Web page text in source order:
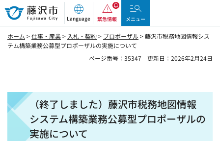
藤沢市
Language 緊急情報 メニュー
ホーム >仕事・産業> 入札・契約> プロポーザル> 藤沢市税務地図情報シス
テム構築業務公募型プロポーザルの実施について
ページ番号：35347
更新日：2026年2月24日
（終了しました）藤沢市税務地図情報
システム構築業務公募型プロポーザルの
実施について